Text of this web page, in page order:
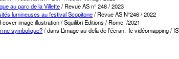
au parc de la Villette/ Revue AS n° 248 / 2023
lumineuses au festival Scopitone/ Revue AS N°246 / 2022
image illustration / Squilibri Editions / Rome /2021
symbolique?/ dans L’image au-delà de l’écran, le vidéomapping /